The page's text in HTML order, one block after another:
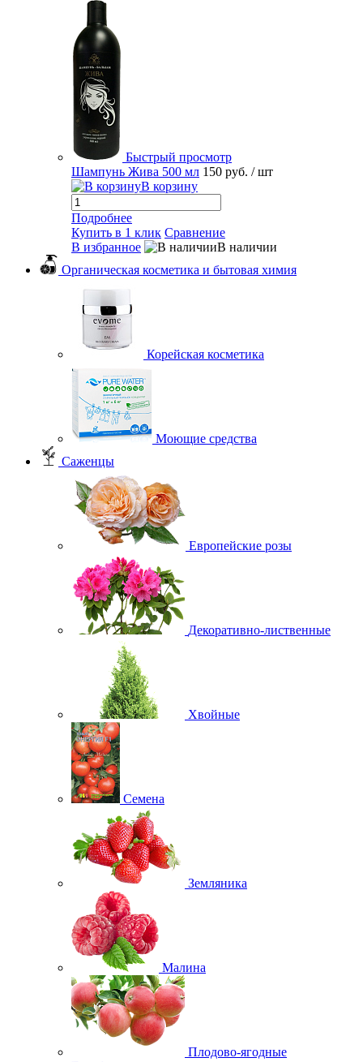
Быстрый просмотр
Шампунь Жива 500 мл 150 руб. / шт
В корзину
Подробнее
Купить в 1 клик Сравнение
В избранное
В наличии
Органическая косметика и бытовая химия
Корейская косметика
Моющие средства
Саженцы
Европейские розы
Декоративно-лиственные
Хвойные
Семена
Земляника
Малина
Плодово-ягодные